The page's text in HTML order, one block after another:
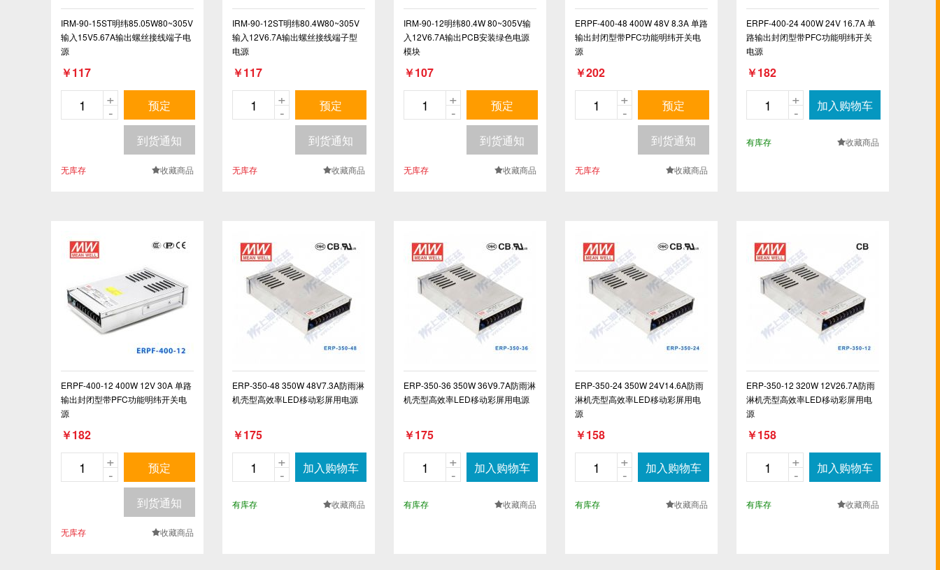
IRM-90-15ST明纬85.05W80~305V
输入15V5.67A输出螺丝接线端子电
源
￥117
-
+ 预定
到货通知
无库存 .收藏商品
IRM-90-12ST明纬80.4W80~305V
输入12V6.7A输出螺丝接线端子型
电源
￥117
-
+ 预定
到货通知
无库存 .收藏商品
IRM-90-12明纬80.4W 80~305V输
入12V6.7A输出PCB安装绿色电源
模块
￥107
-
+ 预定
到货通知
无库存 .收藏商品
ERPF-400-48 400W 48V 8.3A 单路
输出封闭型带PFC功能明纬开关电
源
￥202
-
+ 预定
到货通知
无库存 .收藏商品
ERPF-400-24 400W 24V 16.7A 单
路输出封闭型带PFC功能明纬开关
电源
￥182
-
+ 加入购物车
有库存 .收藏商品
ERPF-400-12 400W 12V 30A 单路
输出封闭型带PFC功能明纬开关电
源
￥182
-
+ 预定
到货通知
无库存 .收藏商品
ERP-350-48 350W 48V7.3A防雨淋
机壳型高效率LED移动彩屏用电源
￥175
-
+ 加入购物车
有库存 .收藏商品
ERP-350-36 350W 36V9.7A防雨淋
机壳型高效率LED移动彩屏用电源
￥175
-
+ 加入购物车
有库存 .收藏商品
ERP-350-24 350W 24V14.6A防雨
淋机壳型高效率LED移动彩屏用电
源
￥158
-
+ 加入购物车
有库存 .收藏商品
ERP-350-12 320W 12V26.7A防雨
淋机壳型高效率LED移动彩屏用电
源
￥158
-
+ 加入购物车
有库存 .收藏商品